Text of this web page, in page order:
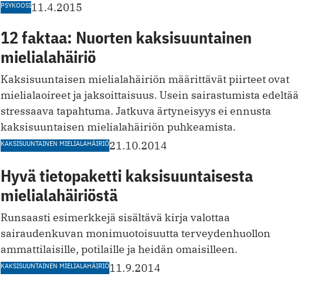
PSYKOOSI11.4.2015
12 faktaa: Nuorten kaksisuuntainen
mielialahäiriö
Kaksisuuntaisen mielialahäiriön määrittävät piirteet ovat
mielialaoireet ja jaksoittaisuus. Usein sairastumista edeltää
stressaava tapahtuma. Jatkuva ärtyneisyys ei ennusta
kaksisuuntaisen mielialahäiriön puhkeamista.
KAKSISUUNTAINEN MIELIALAHÄIRIÖ21.10.2014
Hyvä tietopaketti kaksisuuntaisesta
mielialahäiriöstä
Runsaasti esimerkkejä sisältävä kirja valottaa
sairaudenkuvan monimuotoisuutta terveydenhuollon
ammattilaisille, potilaille ja heidän omaisilleen.
KAKSISUUNTAINEN MIELIALAHÄIRIÖ11.9.2014